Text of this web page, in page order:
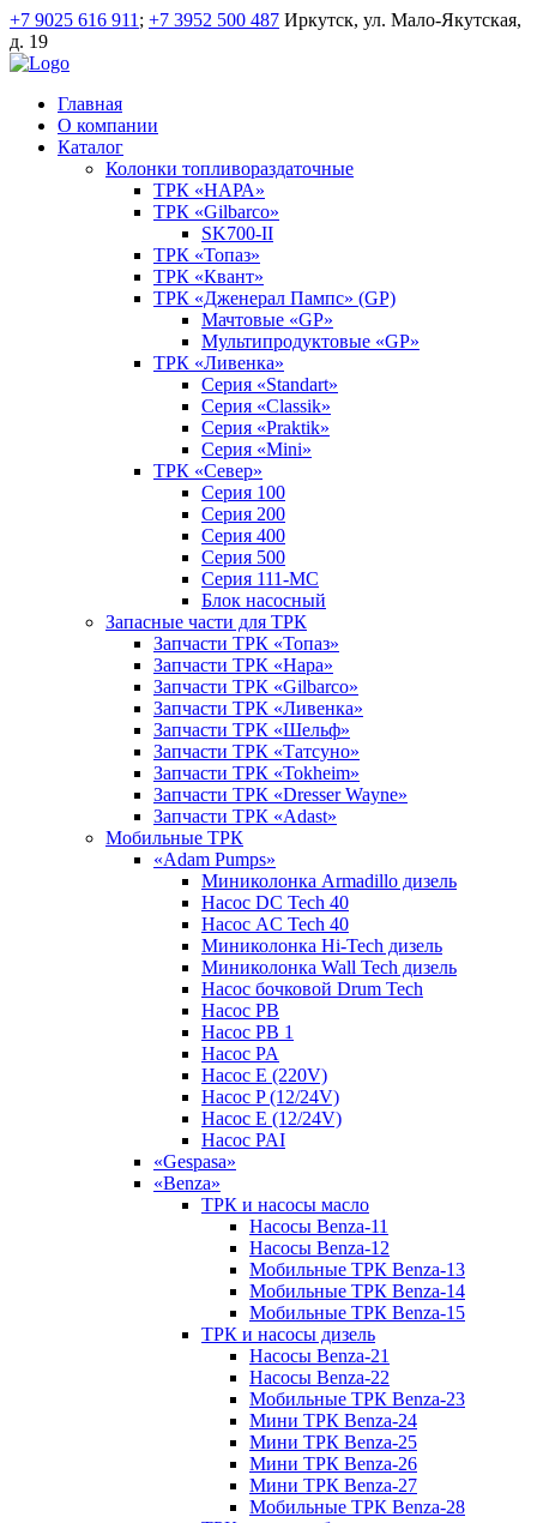
+7 9025 616 911 ; +7 3952 500 487 Иркутск, ул. Мало-Якутская,
д. 19
Главная
О компании
Каталог
Колонки топливораздаточные
ТРК «НАРА»
ТРК «Gilbarco»
SK700-II
ТРК «Топаз»
ТРК «Квант»
ТРК «Дженерал Пампс» (GP)
Мачтовые «GP»
Мультипродуктовые «GP»
ТРК «Ливенка»
Серия «Standart»
Серия «Classik»
Серия «Praktik»
Серия «Mini»
ТРК «Север»
Серия 100
Серия 200
Серия 400
Серия 500
Серия 111-МС
Блок насосный
Запасные части для ТРК
Запчасти ТРК «Топаз»
Запчасти ТРК «Нара»
Запчасти ТРК «Gilbarco»
Запчасти ТРК «Ливенка»
Запчасти ТРК «Шельф»
Запчасти ТРК «Татсуно»
Запчасти ТРК «Tokheim»
Запчасти ТРК «Dresser Wayne»
Запчасти ТРК «Adast»
Мобильные ТРК
«Adam Pumps»
Миниколонка Armadillo дизель
Насос DC Tech 40
Насос AC Tech 40
Миниколонка Hi-Tech дизель
Миниколонка Wall Tech дизель
Насос бочковой Drum Tech
Насос PB
Насос PB 1
Насос PA
Насос E (220V)
Насос P (12/24V)
Насос E (12/24V)
Насос PAI
«Gespasa»
«Benza»
ТРК и насосы масло
Насосы Benza-11
Насосы Benza-12
Мобильные ТРК Benza-13
Мобильные ТРК Benza-14
Мобильные ТРК Benza-15
ТРК и насосы дизель
Насосы Benza-21
Насосы Benza-22
Мобильные ТРК Benza-23
Мини ТРК Benza-24
Мини ТРК Benza-25
Мини ТРК Benza-26
Мини ТРК Benza-27
Мобильные ТРК Benza-28